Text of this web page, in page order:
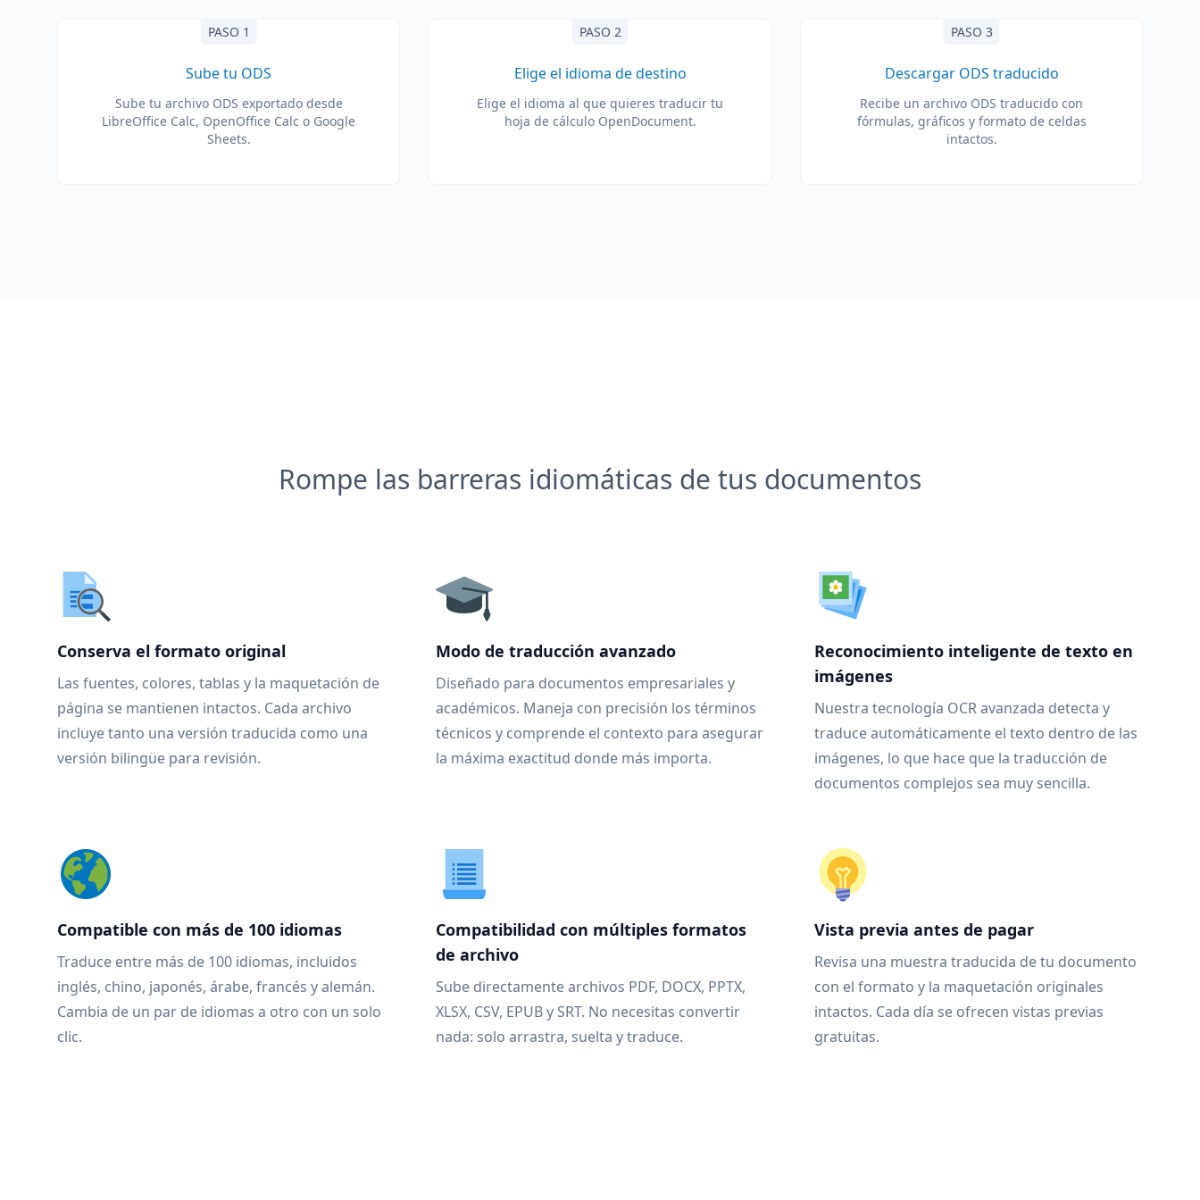
PASO 1
Sube tu ODS
Sube tu archivo ODS exportado desde
LibreOffice Calc, OpenOffice Calc o Google
Sheets.
PASO 2
Elige el idioma de destino
Elige el idioma al que quieres traducir tu
hoja de cálculo OpenDocument.
PASO 3
Descargar ODS traducido
Recibe un archivo ODS traducido con
fórmulas, gráficos y formato de celdas
intactos.
Rompe las barreras idiomáticas de tus documentos
Conserva el formato original
Las fuentes, colores, tablas y la maquetación de
página se mantienen intactos. Cada archivo
incluye tanto una versión traducida como una
versión bilingüe para revisión.
Modo de traducción avanzado
Diseñado para documentos empresariales y
académicos. Maneja con precisión los términos
técnicos y comprende el contexto para asegurar
la máxima exactitud donde más importa.
Reconocimiento inteligente de texto en
imágenes
Nuestra tecnología OCR avanzada detecta y
traduce automáticamente el texto dentro de las
imágenes, lo que hace que la traducción de
documentos complejos sea muy sencilla.
Compatible con más de 100 idiomas
Traduce entre más de 100 idiomas, incluidos
inglés, chino, japonés, árabe, francés y alemán.
Cambia de un par de idiomas a otro con un solo
clic.
Compatibilidad con múltiples formatos
de archivo
Sube directamente archivos PDF, DOCX, PPTX,
XLSX, CSV, EPUB y SRT. No necesitas convertir
nada: solo arrastra, suelta y traduce.
Vista previa antes de pagar
Revisa una muestra traducida de tu documento
con el formato y la maquetación originales
intactos. Cada día se ofrecen vistas previas
gratuitas.